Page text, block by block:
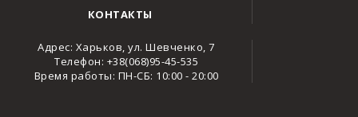
КОНТАКТЫ
Адрес: Харьков, ул. Шевченко, 7
Телефон: +38(068)95-45-535
Время работы: ПН-СБ: 10:00 - 20:00